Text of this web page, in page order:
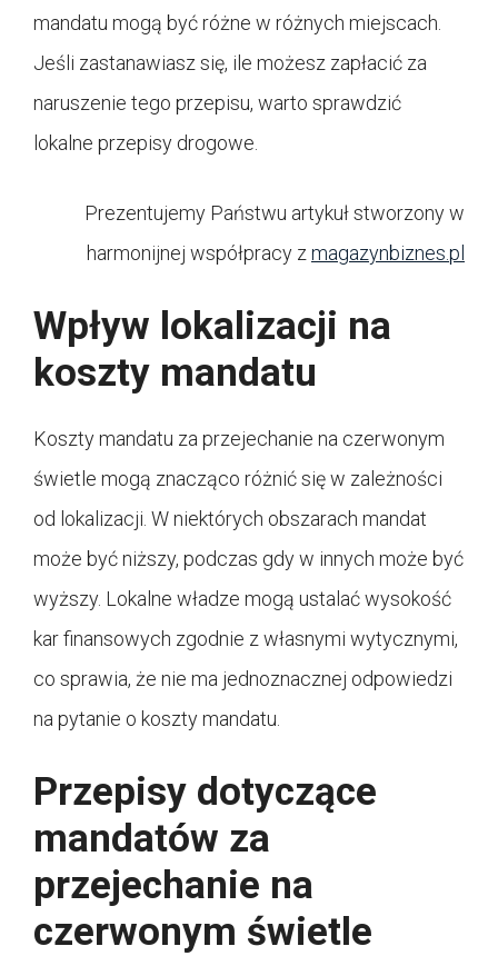
mandatu mogą być różne w różnych miejscach.
Jeśli zastanawiasz się, ile możesz zapłacić za
naruszenie tego przepisu, warto sprawdzić
lokalne przepisy drogowe.
Prezentujemy Państwu artykuł stworzony w
harmonijnej współpracy z magazynbiznes.pl
Wpływ lokalizacji na
koszty mandatu
Koszty mandatu za przejechanie na czerwonym
świetle mogą znacząco różnić się w zależności
od lokalizacji. W niektórych obszarach mandat
może być niższy, podczas gdy w innych może być
wyższy. Lokalne władze mogą ustalać wysokość
kar finansowych zgodnie z własnymi wytycznymi,
co sprawia, że nie ma jednoznacznej odpowiedzi
na pytanie o koszty mandatu.
Przepisy dotyczące
mandatów za
przejechanie na
czerwonym świetle